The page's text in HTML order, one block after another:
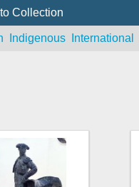
Collection
Indigenous International